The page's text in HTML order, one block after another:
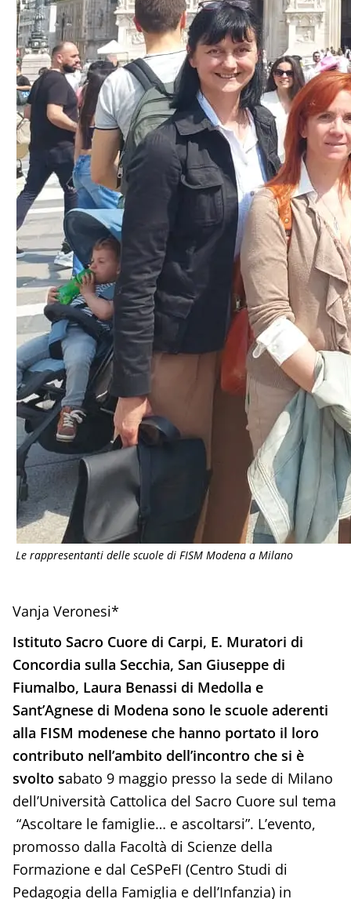
Le rappresentanti delle scuole di FISM Modena a Milano
Vanja Veronesi*
Istituto Sacro Cuore di Carpi, E. Muratori di
Concordia sulla Secchia, San Giuseppe di
Fiumalbo, Laura Benassi di Medolla e
Sant’Agnese di Modena sono le scuole aderenti
alla FISM modenese che hanno portato il loro
contributo nell’ambito dell’incontro che si è
svolto sabato 9 maggio presso la sede di Milano
dell’Università Cattolica del Sacro Cuore sul tema
“Ascoltare le famiglie… e ascoltarsi”. L’evento,
promosso dalla Facoltà di Scienze della
Formazione e dal CeSPeFI (Centro Studi di
Pedagogia della Famiglia e dell’Infanzia) in